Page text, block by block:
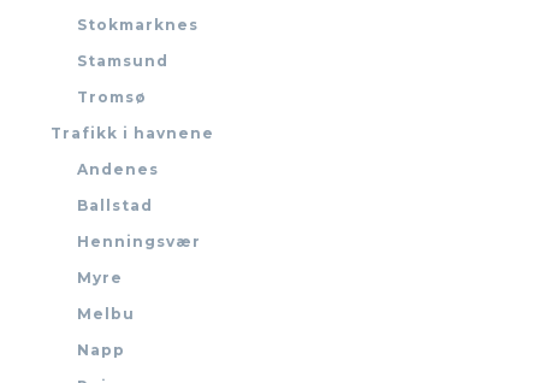
Stokmarknes
Stamsund
Tromsø
Trafikk i havnene
Andenes
Ballstad
Henningsvær
Myre
Melbu
Napp